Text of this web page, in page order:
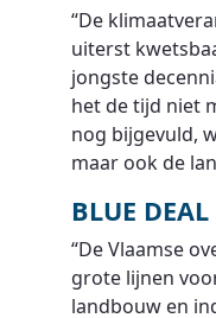
“De
uiterst
jongste
het de tijd niet
nog bijgevuld,
maar ook de
BLUE DEAL
“De Vlaamse
grote lijnen
landbouw en